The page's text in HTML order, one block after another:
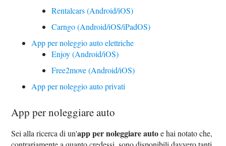
Rentalcars (Android/iOS)
Carngo (Android/iOS/iPadOS)
App per noleggio auto elettriche
Enjoy (Android/iOS)
Free2move (Android/iOS)
App per noleggio auto privati
App per noleggiare auto
Sei alla ricerca di un'app per noleggiare autoe hai notato che,